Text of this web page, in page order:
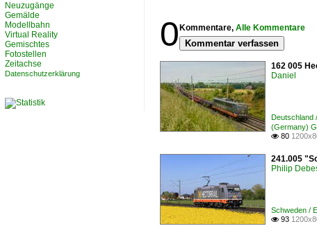
0 Kommentare, Alle Kommentare
Kommentar verfassen
162 005
Daniel
(Germany)
 80
241.005
Philip
Schweden /
 93
Neuzugänge
Gemälde
Modellbahn
Virtual Reality
Gemischtes
Fotostellen
Zeitachse
Datenschutzerklärung